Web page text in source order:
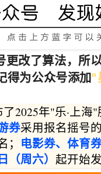
更改了算法，所
得为公众号添加"
2025年"乐·上
券采用报名摇号
电影券、体育
（周六） 起开始